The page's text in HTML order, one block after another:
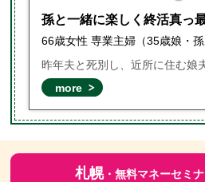
孫と一緒に楽しく終活真っ
66歳女性 専業主婦（35歳娘・孫
more
札幌・無料マネーセミ